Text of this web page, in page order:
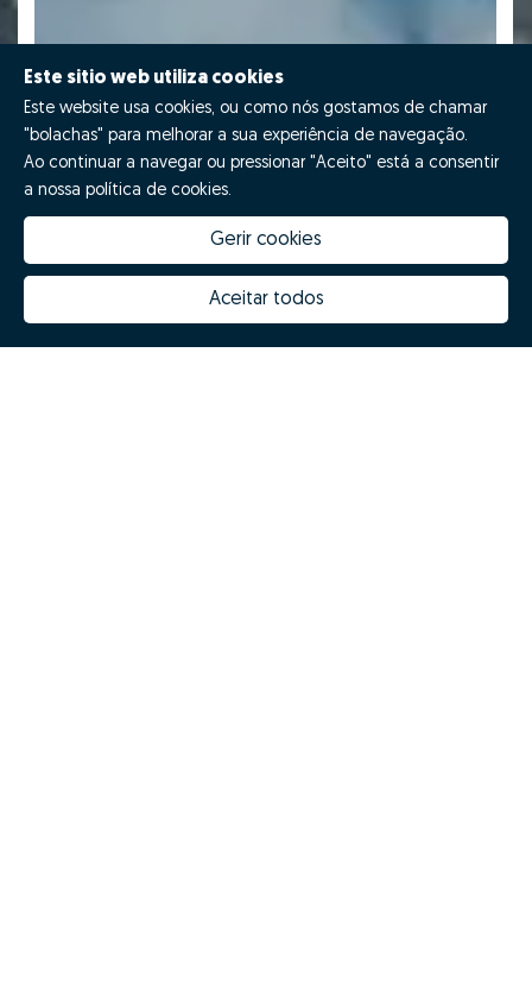
Este sitio web utiliza cookies
Este website usa cookies, ou como nós gostamos de chamar
"bolachas" para melhorar a sua experiência de navegação.
Ao continuar a navegar ou pressionar "Aceito" está a consentir
a nossa política de cookies.
Gerir cookies
Aceitar todos